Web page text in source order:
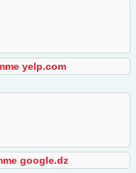
yelp.com
google.dz